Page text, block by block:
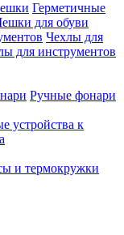
Герметичные
для обуви
Чехлы для
для инструментов
Ручные фонари
устройства к
и термокружки